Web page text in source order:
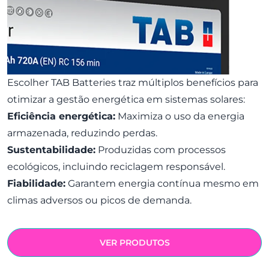
Escolher TAB Batteries traz múltiplos benefícios para
otimizar a gestão energética em sistemas solares:
Eficiência energética: Maximiza o uso da energia
armazenada, reduzindo perdas.
Sustentabilidade: Produzidas com processos
ecológicos, incluindo reciclagem responsável.
Fiabilidade: Garantem energia contínua mesmo em
climas adversos ou picos de demanda.
VER PRODUTOS